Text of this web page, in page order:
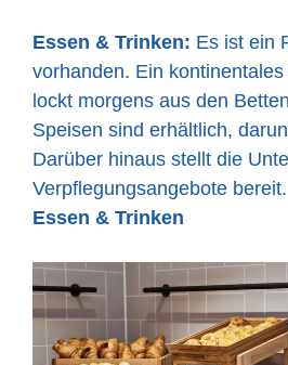
Essen & Trinken: Es ist ein
vorhanden. Ein
lockt morgens aus den
Speisen sind erhältlich,
Darüber hinaus stellt die
Verpflegungsangebote bereit.
Essen & Trinken